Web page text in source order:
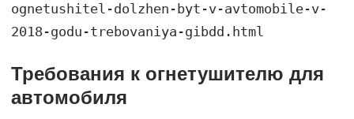
ognetushitel-dolzhen-byt-v-avtomobile-v-
2018-godu-trebovaniya-gibdd.html
Требования к огнетушителю для
автомобиля